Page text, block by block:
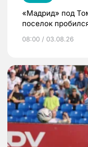
«Мадрид» под
поселок
08:00 / 03.08.26